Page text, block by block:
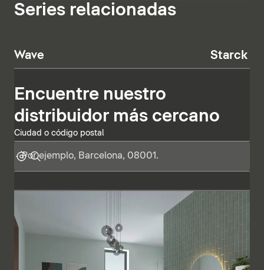
Series relacionadas
Wave Starck T
Encuentre nuestro
distribuidor más cercano
Ciudad o código postal